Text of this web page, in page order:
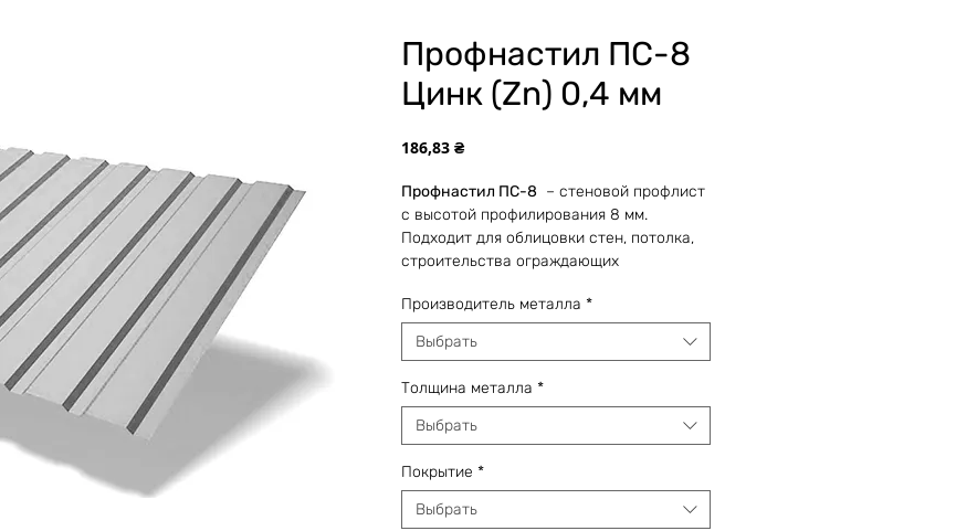
Профнастил ПС-8
Цинк (Zn) 0,4 мм
186,83 ₴Цена
Профнастил ПС-8 – стеновой профлист
с высотой профилирования 8 мм.
Подходит для облицовки стен, потолка,
строительства ограждающих
чаще всего заказывают для заборов.
Собственное производство позволяет
нарезать листы такой длины, которая
требуется заказчику, а также оперативно
выполнять заказы любого объема (при
наличии металла на складе
предприятия).
*Указанная скидка действительна для
Производитель металла *
Выбрать
Толщина металла *
Выбрать
Покрытие *
Выбрать